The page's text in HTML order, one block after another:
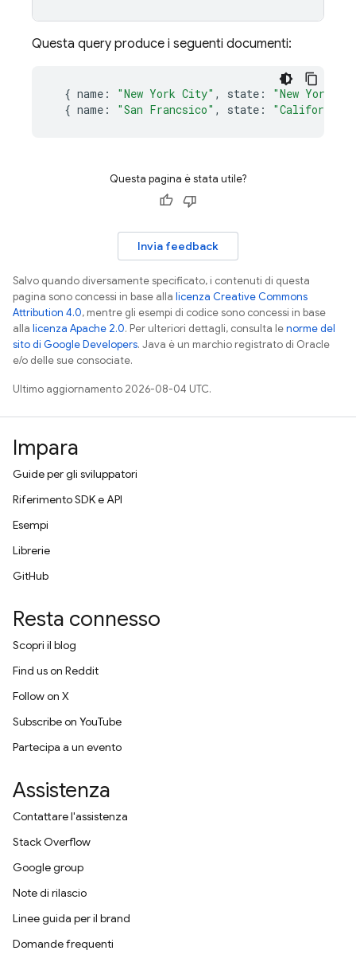
Questa query produce i seguenti documenti:
{ name : "New York City" , state : "New York"
{ name : "San Francsico" , state : "California"
Questa pagina è stata utile?
Invia feedback
Salvo quando diversamente specificato, i contenuti di questa
pagina sono concessi in base alla licenza Creative Commons
Attribution 4.0, mentre gli esempi di codice sono concessi in base
alla licenza Apache 2.0. Per ulteriori dettagli, consulta lenorme del
sito di Google Developers. Java è un marchio registrato di Oracle
e/o delle sue consociate.
Ultimo aggiornamento 2026-08-04 UTC.
Impara
Guide per gli sviluppatori
Riferimento SDK e API
Esempi
Librerie
GitHub
Resta connesso
Scopri il blog
Find us on Reddit
Follow on X
Subscribe on YouTube
Partecipa a un evento
Assistenza
Contattare l'assistenza
Stack Overflow
Google group
Note di rilascio
Linee guida per il brand
Domande frequenti